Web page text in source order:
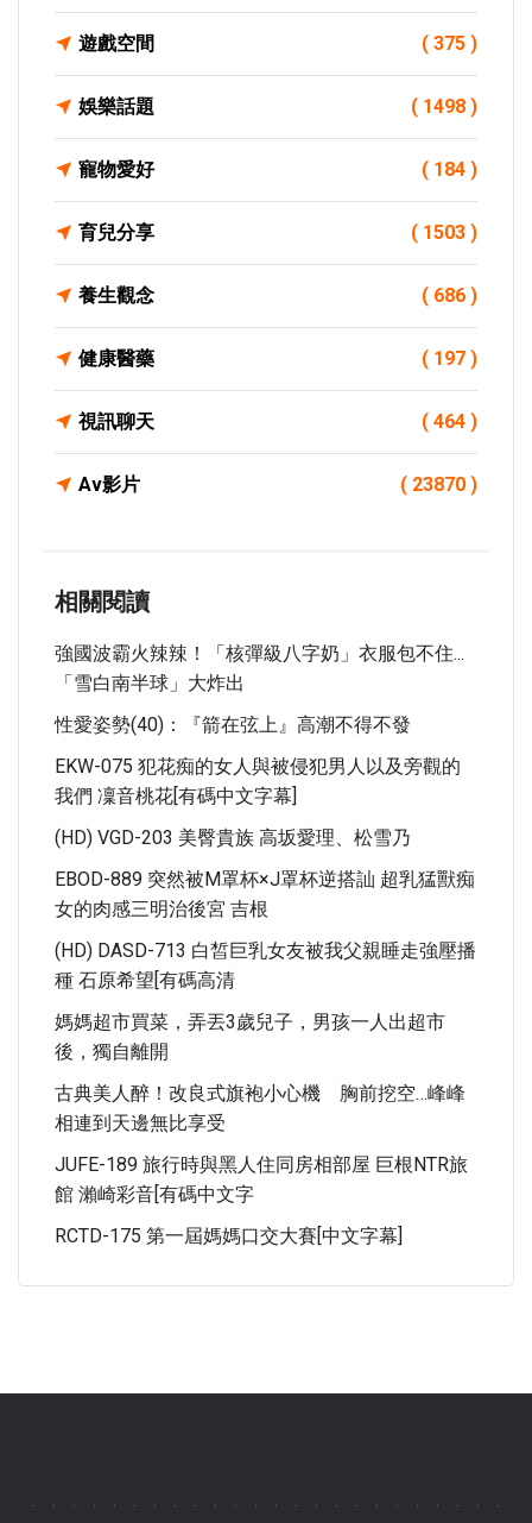
遊戲空間 ( 375 )
娛樂話題 ( 1498 )
寵物愛好 ( 184 )
育兒分享 ( 1503 )
養生觀念 ( 686 )
健康醫藥 ( 197 )
視訊聊天 ( 464 )
Av影片 ( 23870 )
相關閱讀
強國波霸火辣辣！「核彈級八字奶」衣服包不住...
「雪白南半球」大炸出
性愛姿勢(40)：『箭在弦上』高潮不得不發
EKW-075 犯花痴的女人與被侵犯男人以及旁觀的
我們 凜音桃花[有碼中文字幕]
(HD) VGD-203 美臀貴族 高坂愛理、松雪乃
EBOD-889 突然被M罩杯×J罩杯逆搭訕 超乳猛獸痴
女的肉感三明治後宮 吉根
(HD) DASD-713 白皙巨乳女友被我父親睡走強壓播
種 石原希望[有碼高清
媽媽超市買菜，弄丟3歲兒子，男孩一人出超市
後，獨自離開
古典美人醉！改良式旗袍小心機 胸前挖空…峰峰
相連到天邊無比享受
JUFE-189 旅行時與黑人住同房相部屋 巨根NTR旅
館 瀨崎彩音[有碼中文字
RCTD-175 第一屆媽媽口交大賽[中文字幕]